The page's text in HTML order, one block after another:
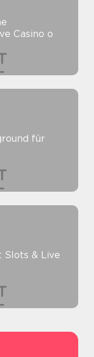
Casino o
für
Slots & Live